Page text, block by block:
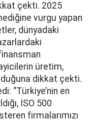
çekti. 2025
vurgu yapan
dünyadaki
üretim,
dikkat çekti.
“Türkiye’nin en
İSO 500
firmalarımızı